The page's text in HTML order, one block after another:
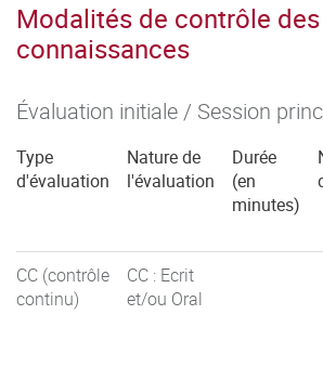
Modalités de contrôle des
connaissances
Évaluation initiale / Session
Type
d'évaluation
Nature de
l'évaluation
Durée
(en
minutes)
CC (contrôle
continu)
CC : Ecrit
et/ou Oral